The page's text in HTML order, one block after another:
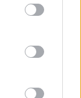
may click to
tags to
Google
η
ευρώ